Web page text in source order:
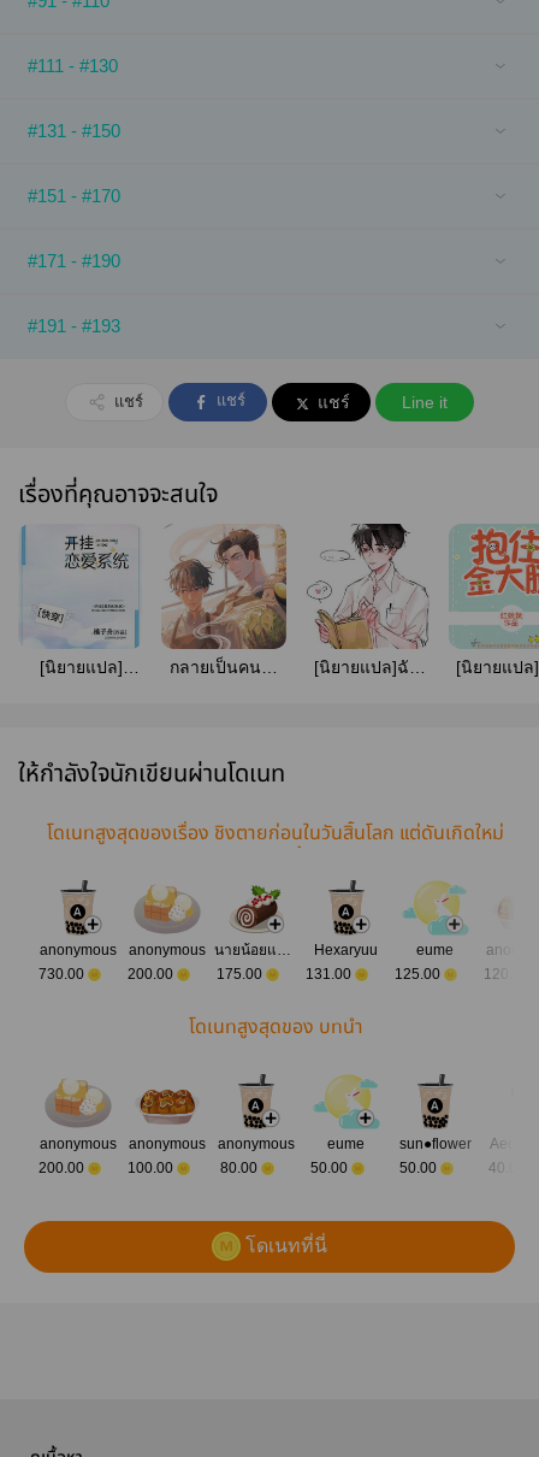
#111 - #130
#131 - #150
#151 - #170
#171 - #190
#191 - #193
แชร์ แชร์ แชร์ Line it
เรื่องที่คุณอาจจะสนใจ
[นิยายแปล]
กลายเป็นคนโง่
[นิยายแปล]ฉัน
[นิยายแป
ให้กำลังใจนักเขียนผ่านโดเนท
โดเนทสูงสุดของเรื่อง ชิงตายก่อนในวันสิ้นโลก แต่ดันเกิดใหม่
anonymous
730.00
anonymous
200.00
175.00
Hexaryuu
131.00
eume
125.00
120.00
โดเนทสูงสุดของ บทนำ
anonymous
200.00
anonymous
100.00
anonymous
80.00
eume
50.00
sun●flower
50.00
40.00
โดเนทที่นี่